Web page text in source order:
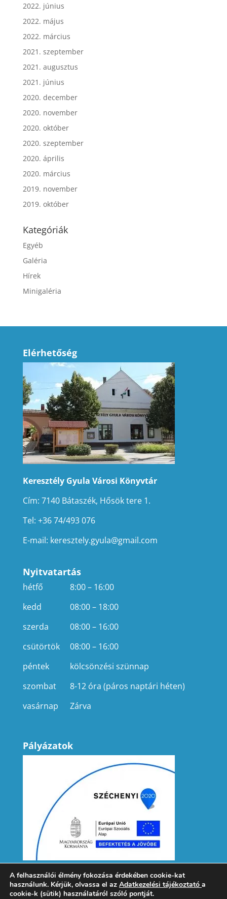
2022. június
2022. május
2022. március
2021. szeptember
2021. augusztus
2021. június
2020. december
2020. november
2020. október
2020. szeptember
2020. április
2020. március
2019. november
2019. október
Kategóriák
Egyéb
Galéria
Hírek
Minigaléria
Elérhetőség
Keresztély Gyula Városi Könyvtár
Cím: 7140 Bátaszék, Hősök tere 1.
Tel: +36 74/493 076
E-mail: keresztely.gyula@gmail.com
Nyitvatartás
hétfő
8:00 – 16:00
kedd
08:00 – 18:00
szerda
08:00 – 16:00
csütörtök
08:00 – 16:00
péntek
kölcsönzési szünnap
szombat
8-12 óra (páros naptári héten)
vasárnap
Zárva
Pályázatok
A felhasználói élmény fokozása érdekében cookie-kat
használunk. Kérjük, olvassa el az Adatkezelési tájékoztató a
cookie-k (sütik) használatáról szóló pontját.